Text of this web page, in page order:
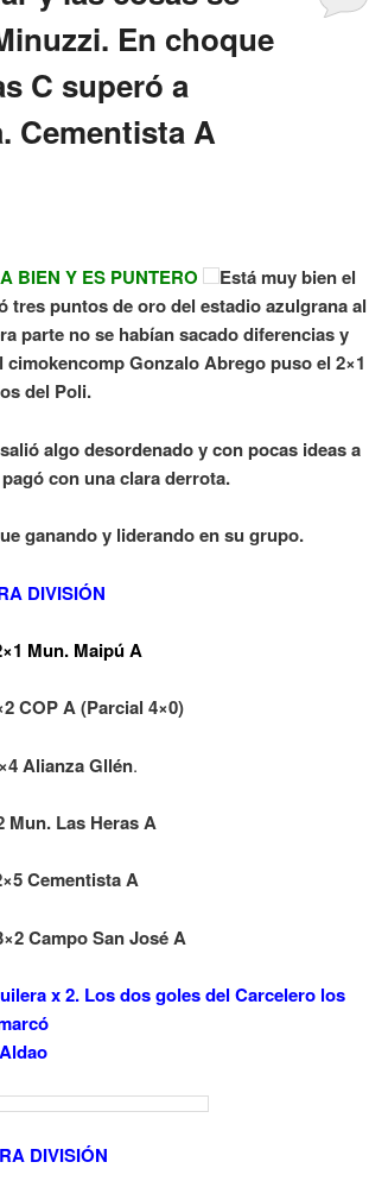
En choque
C superó a
Cementista A
BIEN Y ES PUNTERO
Está muy bien el
tres puntos de oro del estadio azulgrana al
parte no se habían sacado diferencias y
Gonzalo Abrego puso el 2×1
del Poli.
algo desordenado y con pocas ideas a
con una clara derrota.
ganando y liderando en su grupo.
DIVISIÓN
Mun. Maipú A
COP A (Parcial 4×0)
Alianza Gllén.
Mun. Las Heras A
Cementista A
Campo San José A
x 2. Los dos goles del Carcelero los
Aldao
DIVISIÓN